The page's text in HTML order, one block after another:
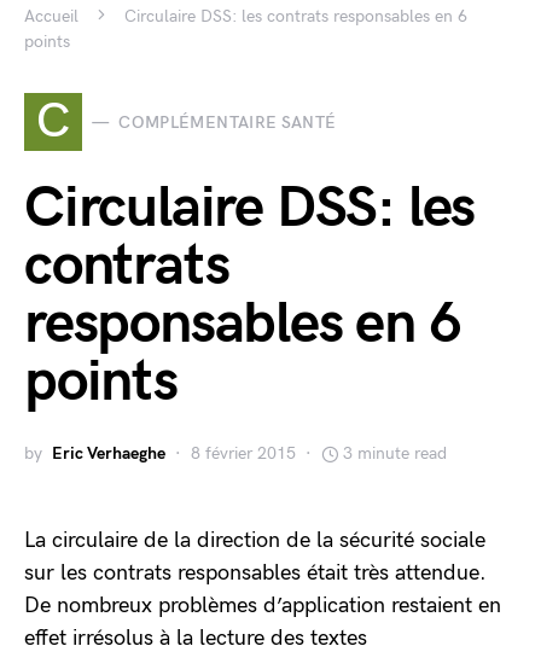
Accueil
Circulaire DSS: les contrats responsables en 6
points
C COMPLÉMENTAIRE SANTÉ
Circulaire DSS: les
contrats
responsables en 6
points
by Eric Verhaeghe 8 février 2015 3 minute read
La circulaire de la direction de la sécurité sociale
sur les contrats responsables était très attendue.
De nombreux problèmes d’application restaient en
effet irrésolus à la lecture des textes